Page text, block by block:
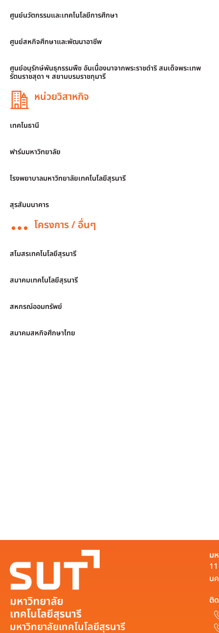
ศูนย์นวัตกรรมและเทคโนโลยีการศึกษา
ศูนย์สหกิจศึกษาและพัฒนาอาชีพ
ศูนย์อนุรักษ์พันธุกรรมพืช อันเนื่องมาจากพระราชดำริ สมเด็จพระเทพ
รัตนราชสุดา ฯ สยามบรมราชกุมารี
หน่วยวิสาหกิจ
เทคโนธานี
ฟาร์มมหาวิทยาลัย
โรงพยาบาลมหาวิทยาลัยเทคโนโลยีสุรนารี
สุรสัมมนาคาร
โครงการ / อื่นๆ
สโมสรเทคโนโลยีสุรนารี
สมาคมเทคโนโลยีสุรนารี
สหกรณ์ออมทรัพย์
สมาคมสหกิจศึกษาไทย
มหาวิทยาลัยเทคโนโลยีสุรนารี
ม
น
ติ